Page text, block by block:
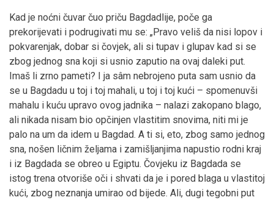
Kad je noćni čuvar čuo priču Bagdadlije, poče ga
prekorijevati i podrugivati mu se: „Pravo veliš da nisi lopov i
pokvarenjak, dobar si čovjek, ali si tupav i glupav kad si se
zbog jednog sna koji si usnio zaputio na ovaj daleki put.
Imaš li zrno pameti? I ja sâm nebrojeno puta sam usnio da
se u Bagdadu u toj i toj mahali, u toj i toj kući – spomenuvši
mahalu i kuću upravo ovog jadnika – nalazi zakopano blago,
ali nikada nisam bio opčinjen vlastitim snovima, niti mi je
palo na um da idem u Bagdad. A ti si, eto, zbog samo jednog
sna, nošen ličnim željama i zamišljanjima napustio rodni kraj
i iz Bagdada se obreo u Egiptu. Čovjeku iz Bagdada se
istog trena otvoriše oči i shvati da je i pored blaga u vlastitoj
kući, zbog neznanja umirao od bijede. Ali, dugi tegobni put